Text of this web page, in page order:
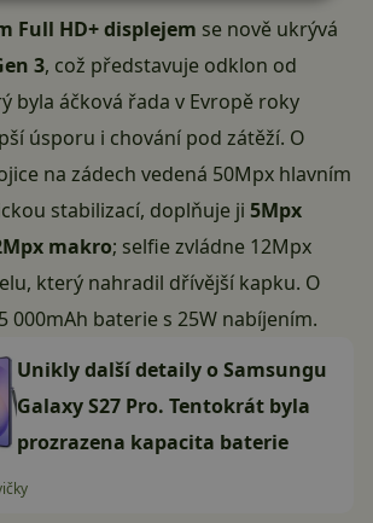
Full HD+ displejem se nově ukrývá
3, což představuje odklon od
byla áčková řada v Evropě roky
úsporu i chování pod zátěží. O
na zádech vedená 50Mpx hlavním
stabilizací, doplňuje ji 5Mpx
makro; selfie zvládne 12Mpx
který nahradil dřívější kapku. O
000mAh baterie s 25W nabíjením.
Unikly další detaily o Samsungu
Galaxy S27 Pro. Tentokrát byla
prozrazena kapacita baterie